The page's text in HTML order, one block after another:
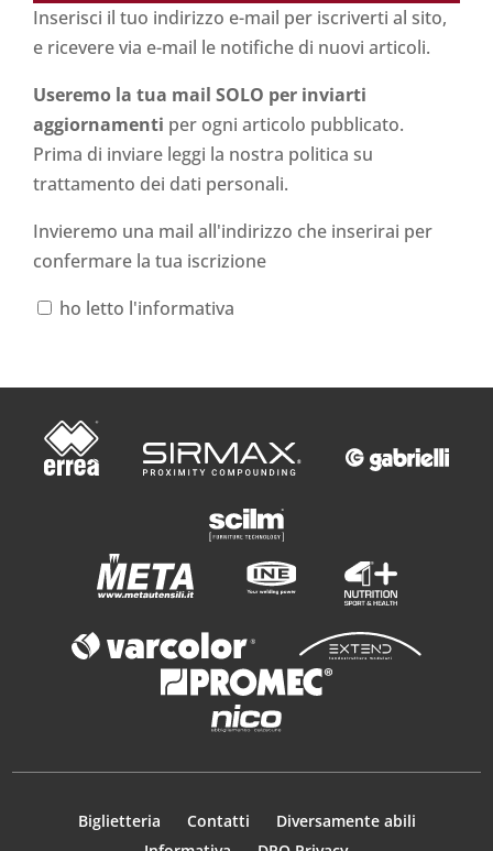
Inserisci il tuo indirizzo e-mail per iscriverti al sito,
e ricevere via e-mail le notifiche di nuovi articoli.
Useremo la tua mail SOLO per inviarti
aggiornamenti per ogni articolo pubblicato.
Prima di inviare leggi la nostra politica su
trattamento dei dati personali.
Invieremo una mail all'indirizzo che inserirai per
confermare la tua iscrizione
ho letto l'informativa
Biglietteria Contatti
Diversamente abili